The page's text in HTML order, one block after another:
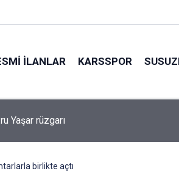
İLANLAR KARSSPOR
ile anlaşma yapmayı tercih ederim
birlikte açtı